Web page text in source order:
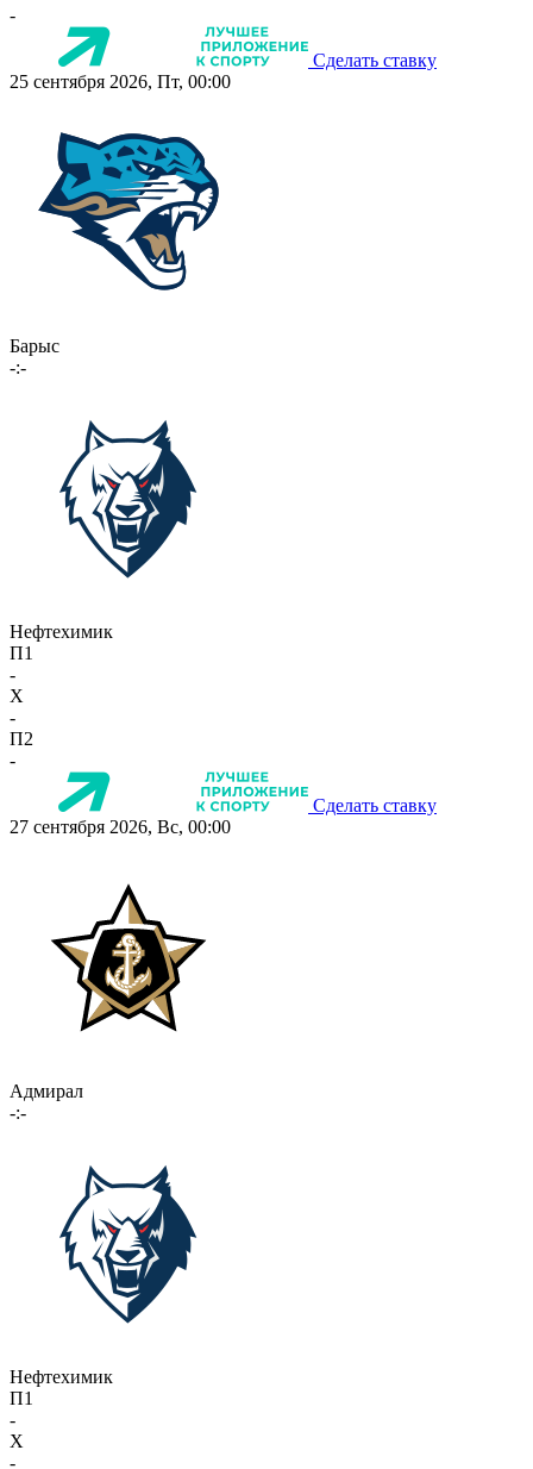
-
Сделать ставку
25 сентября 2026, Пт, 00:00
Барыс
-:-
Нефтехимик
П1
-
X
-
П2
-
Сделать ставку
27 сентября 2026, Вс, 00:00
Адмирал
-:-
Нефтехимик
П1
-
X
-